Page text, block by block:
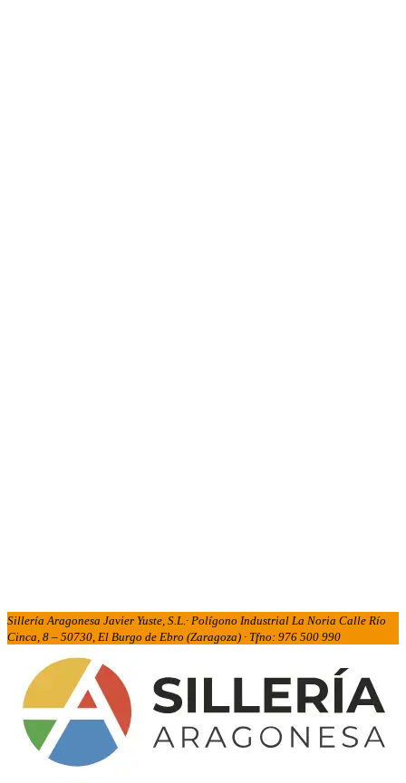
Sillería Aragonesa Javier Yuste, S.L.· Polígono Industrial La Noria Calle Río
Cinca, 8 – 50730, El Burgo de Ebro (Zaragoza) · Tfno: 976 500 990